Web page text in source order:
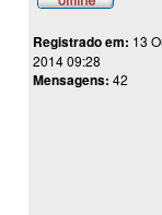
Registrado em: 13
2014 09:28
Mensagens: 42